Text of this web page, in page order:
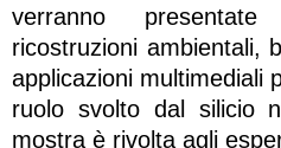
verranno
ricostruzioni ambientali,
applicazioni multimediali
ruolo svolto dal silicio
mostra è rivolta agli